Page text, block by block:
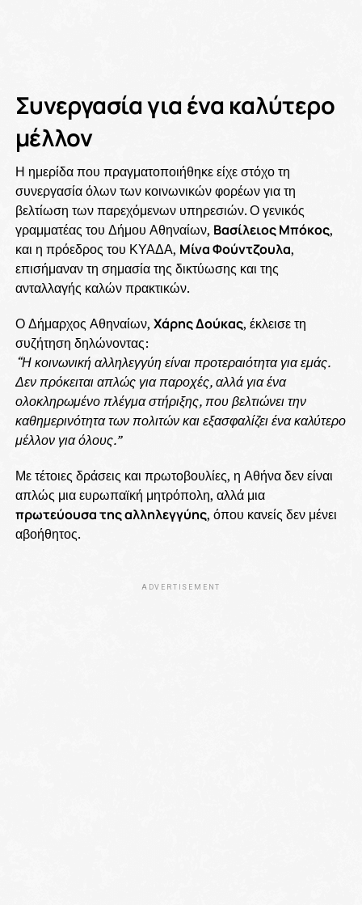
Συνεργασία για ένα καλύτερο
μέλλον
Η ημερίδα που πραγματοποιήθηκε είχε στόχο τη
συνεργασία όλων των κοινωνικών φορέων για τη
βελτίωση των παρεχόμενων υπηρεσιών. Ο γενικός
γραμματέας του Δήμου Αθηναίων, Βασίλειος Μπόκος,
και η πρόεδρος του ΚΥΑΔΑ, Μίνα Φούντζουλα,
επισήμαναν τη σημασία της δικτύωσης και της
ανταλλαγής καλών πρακτικών.
Ο Δήμαρχος Αθηναίων, Χάρης Δούκας, έκλεισε τη
συζήτηση δηλώνοντας:
“Η κοινωνική αλληλεγγύη είναι προτεραιότητα για εμάς.
Δεν πρόκειται απλώς για παροχές, αλλά για ένα
ολοκληρωμένο πλέγμα στήριξης, που βελτιώνει την
καθημερινότητα των πολιτών και εξασφαλίζει ένα καλύτερο
μέλλον για όλους.”
Με τέτοιες δράσεις και πρωτοβουλίες, η Αθήνα δεν είναι
απλώς μια ευρωπαϊκή μητρόπολη, αλλά μια
πρωτεύουσα της αλληλεγγύης, όπου κανείς δεν μένει
αβοήθητος.
ADVERTISEMENT